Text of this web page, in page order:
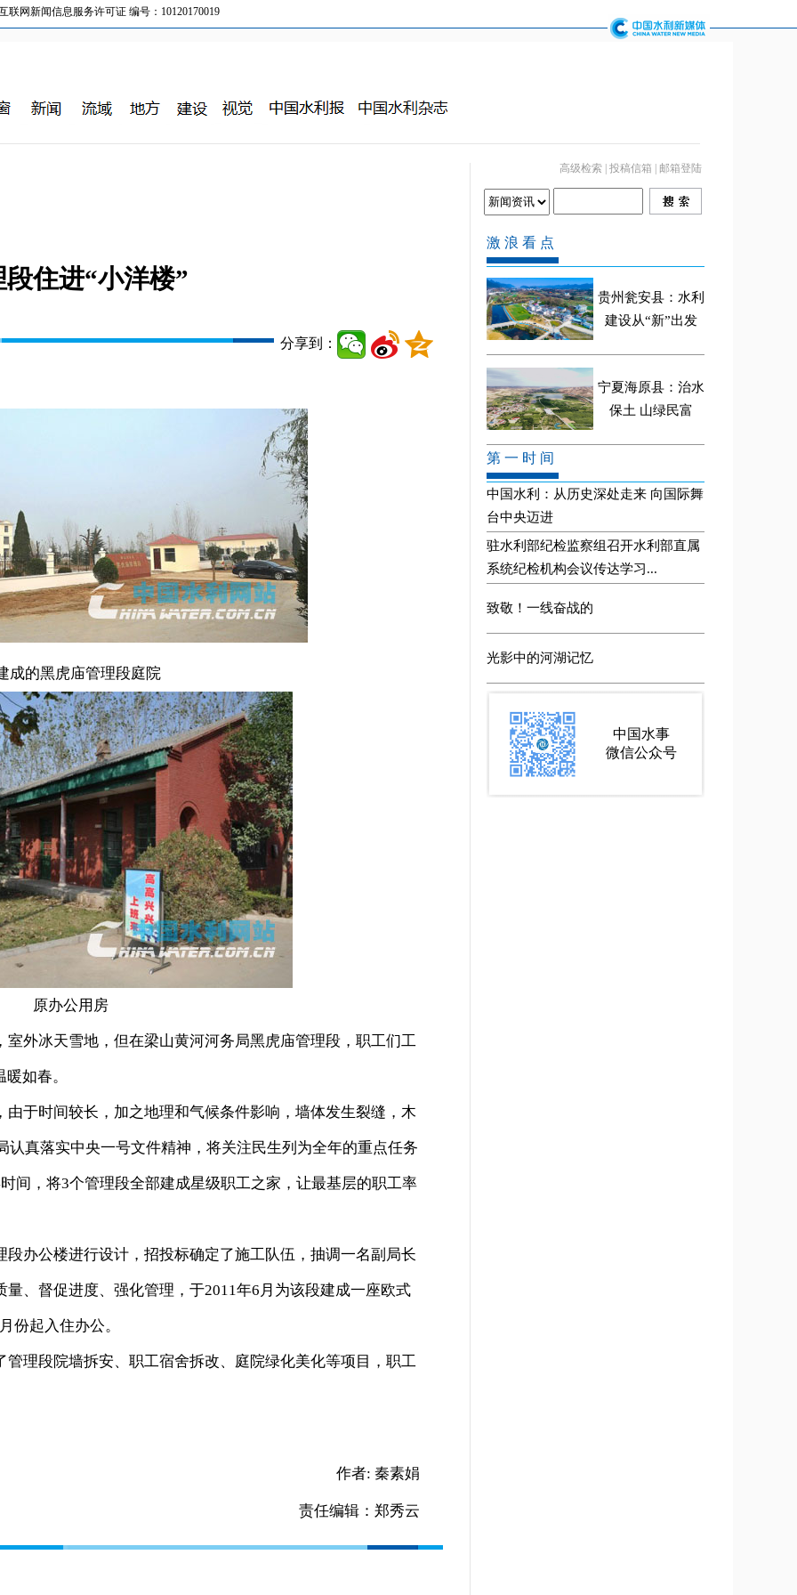
网新闻信息服务许可证 编号：10120170019
高级检索 投稿信箱 邮箱登陆
住进“小洋楼”
分享到：
成的黑虎庙管理段庭院
原办公用房
室外冰天雪地，但在梁山黄河河务局黑虎庙管理段，职工们工
如春。
时间较长，加之地理和气候条件影响，墙体发生裂缝，木
认真落实中央一号文件精神，将关注民生列为全年的重点任务
间，将3个管理段全部建成星级职工之家，让最基层的职工率
公楼进行设计，招投标确定了施工队伍，抽调一名副局长
、督促进度、强化管理，于2011年6月为该段建成一座欧式
份起入住办公。
段院墙拆安、职工宿舍拆改、庭院绿化美化等项目，职工
作者: 秦素娟
责任编辑：郑秀云